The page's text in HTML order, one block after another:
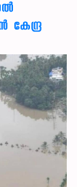
കേന്ദ്ര